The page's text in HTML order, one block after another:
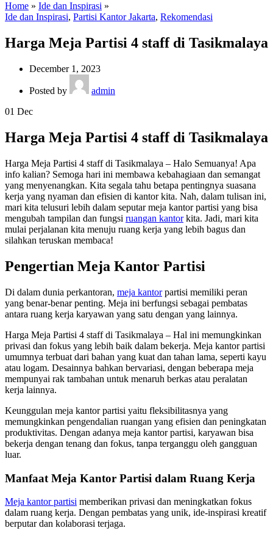
Home » Ide dan Inspirasi »
Ide dan Inspirasi, Partisi Kantor Jakarta, Rekomendasi
Harga Meja Partisi 4 staff di Tasikmalaya
December 1, 2023
Posted by
admin
01 Dec
Harga Meja Partisi 4 staff di Tasikmalaya
Harga Meja Partisi 4 staff di Tasikmalaya – Halo Semuanya! Apa
info kalian? Semoga hari ini membawa kebahagiaan dan semangat
yang menyenangkan. Kita segala tahu betapa pentingnya suasana
kerja yang nyaman dan efisien di kantor kita. Nah, dalam tulisan ini,
mari kita telusuri lebih dalam seputar meja kantor partisi yang bisa
mengubah tampilan dan fungsi ruangan kantorkita. Jadi, mari kita
mulai perjalanan kita menuju ruang kerja yang lebih bagus dan
silahkan teruskan membaca!
Pengertian Meja Kantor Partisi
Di dalam dunia perkantoran, meja kantorpartisi memiliki peran
yang benar-benar penting. Meja ini berfungsi sebagai pembatas
antara ruang kerja karyawan yang satu dengan yang lainnya.
Harga Meja Partisi 4 staff di Tasikmalaya – Hal ini memungkinkan
privasi dan fokus yang lebih baik dalam bekerja. Meja kantor partisi
umumnya terbuat dari bahan yang kuat dan tahan lama, seperti kayu
atau logam. Desainnya bahkan bervariasi, dengan beberapa meja
mempunyai rak tambahan untuk menaruh berkas atau peralatan
kerja lainnya.
Keunggulan meja kantor partisi yaitu fleksibilitasnya yang
memungkinkan pengendalian ruangan yang efisien dan peningkatan
produktivitas. Dengan adanya meja kantor partisi, karyawan bisa
bekerja dengan tenang dan fokus, tanpa terganggu oleh gangguan
luar.
Manfaat Meja Kantor Partisi dalam Ruang Kerja
Meja kantor partisi memberikan privasi dan meningkatkan fokus
dalam ruang kerja. Dengan pembatas yang unik, ide-inspirasi kreatif
berputar dan kolaborasi terjaga.